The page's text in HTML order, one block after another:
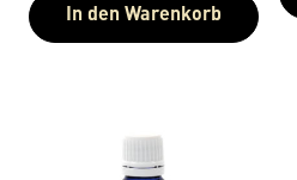
In den Warenkorb